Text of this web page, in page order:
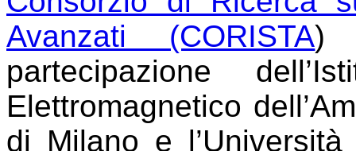
Avanzati (CORISTA)
partecipazione
Elettromagnetico
di Milano e